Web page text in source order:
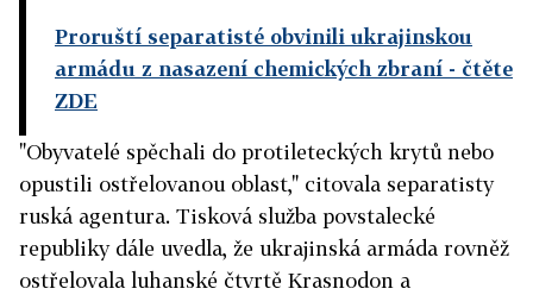
Proruští separatisté obvinili ukrajinskou
armádu z nasazení chemických zbraní - čtěte
ZDE
"Obyvatelé spěchali do protileteckých krytů nebo
opustili ostřelovanou oblast," citovala separatisty
ruská agentura. Tisková služba povstalecké
republiky dále uvedla, že ukrajinská armáda rovněž
ostřelovala luhanské čtvrtě Krasnodon a